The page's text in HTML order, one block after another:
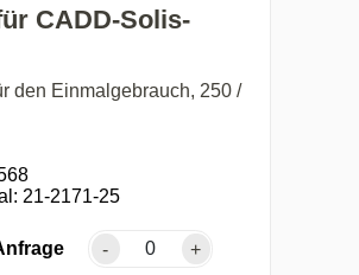
CADD-Solis-
den Einmalgebrauch, 250 /
21-2171-25
- +